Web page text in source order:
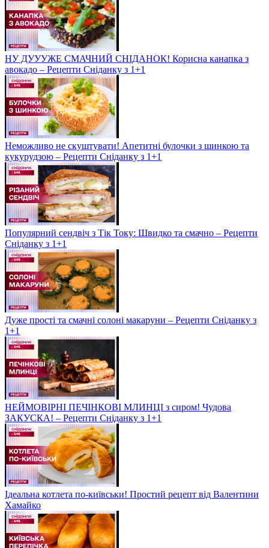
НУ ДУУУЖЕ СМАЧНИЙ СНІДАНОК! Корисна канапка з
авокадо – Рецепти Сніданку з 1+1
Неможливо не скуштувати! Апетитні булочки з шинкою та
кукурудзою – Рецепти Сніданку з 1+1
Популярний сендвіч з Тік Току: Швидко та смачно – Рецепти
Сніданку з 1+1
Дуже прості та смачні солоні макаруни – Рецепти Сніданку з
1+1
НЕЙМОВІРНІ ПЕЧІНКОВІ МЛИНЦІ з сиром! Чудова
ЗАКУСКА! – Рецепти Сніданку з 1+1
Ідеальна котлета по-київськи! Простий рецепт від Валентини
Хамайко